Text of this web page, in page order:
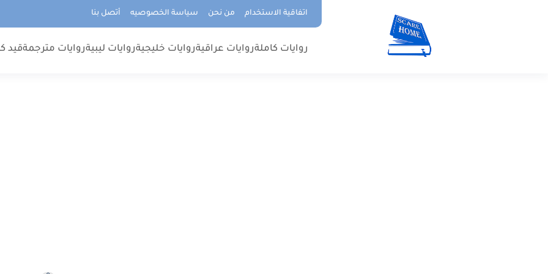
اتفاقية الاستخدام من نحن سياسة الخصوصيه أتصل بنا
روايات كاملةروايات عراقيةروايات خليجيةروايات ليبيةروايات مترجمةقيد